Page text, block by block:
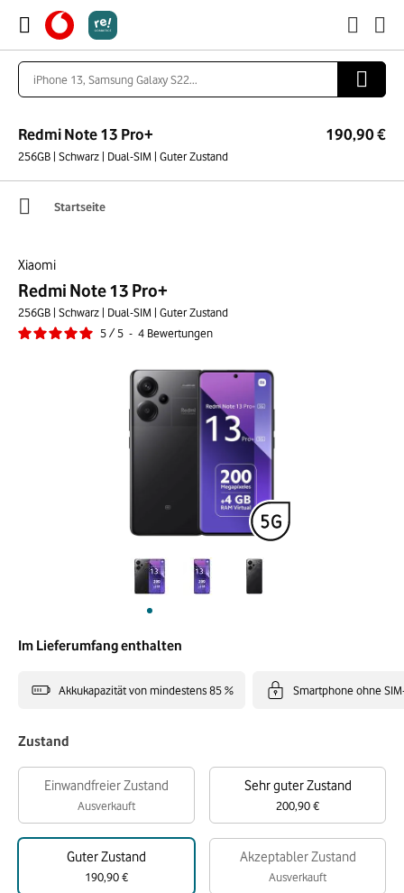
Redmi Note 13 Pro+
256GB | Schwarz | Dual-SIM | Guter Zustand
190,90 €
Startseite
Xiaomi
Redmi Note 13 Pro+
256GB | Schwarz | Dual-SIM | Guter Zustand
5/5 - 4 Bewertungen
Im Lieferumfang enthalten
Akkukapazität von mindestens 85 % Smartphone ohne
Zustand
Einwandfreier Zustand
Ausverkauft
Sehr guter Zustand
200,90 €
Guter Zustand
190,90 €
Akzeptabler Zustand
Ausverkauft